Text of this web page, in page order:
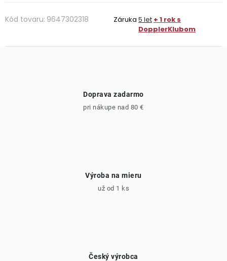
Kód tovaru: 9647302318 Záruka 5 let + 1 rok s
DopplerKlubom
Doprava zadarmo
pri nákupe nad 80 €
Výroba na mieru
už od 1 ks
Český výrobca